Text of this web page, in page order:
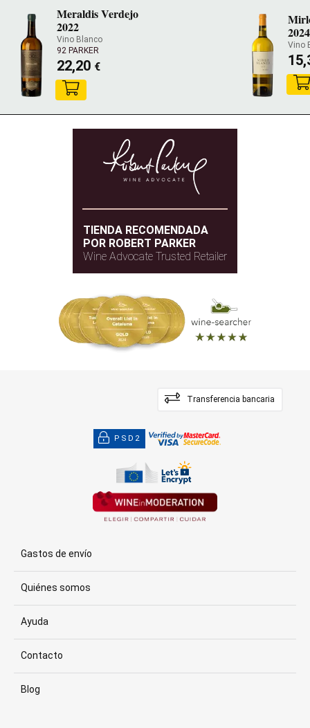
Meraldis Verdejo
2022
Vino Blanco
92 PARKER
22,20 €
2024
Vino
TIENDA RECOMENDADA
POR ROBERT PARKER
Wine Advocate Trusted Retailer
Transferencia bancaria
PSD2
Gastos de envío
Quiénes somos
Ayuda
Contacto
Blog